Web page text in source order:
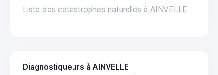
Liste des catastrophes naturelles à AINVELLE
Diagnostiqueurs à AINVELLE